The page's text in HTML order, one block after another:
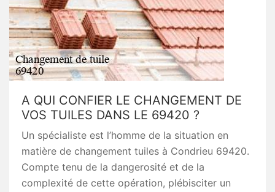
A QUI CONFIER LE CHANGEMENT DE
VOS TUILES DANS LE 69420 ?
Un spécialiste est l’homme de la situation en
matière de changement tuiles à Condrieu 69420.
Compte tenu de la dangerosité et de la
complexité de cette opération, plébisciter un